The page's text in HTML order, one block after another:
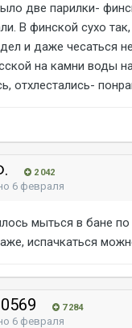
две парилки-
В финской сухо
и даже чесаться
на камни воды
отхлестались-
2 042
6 февраля
мыться в бане
испачкаться
7 284
6 февраля